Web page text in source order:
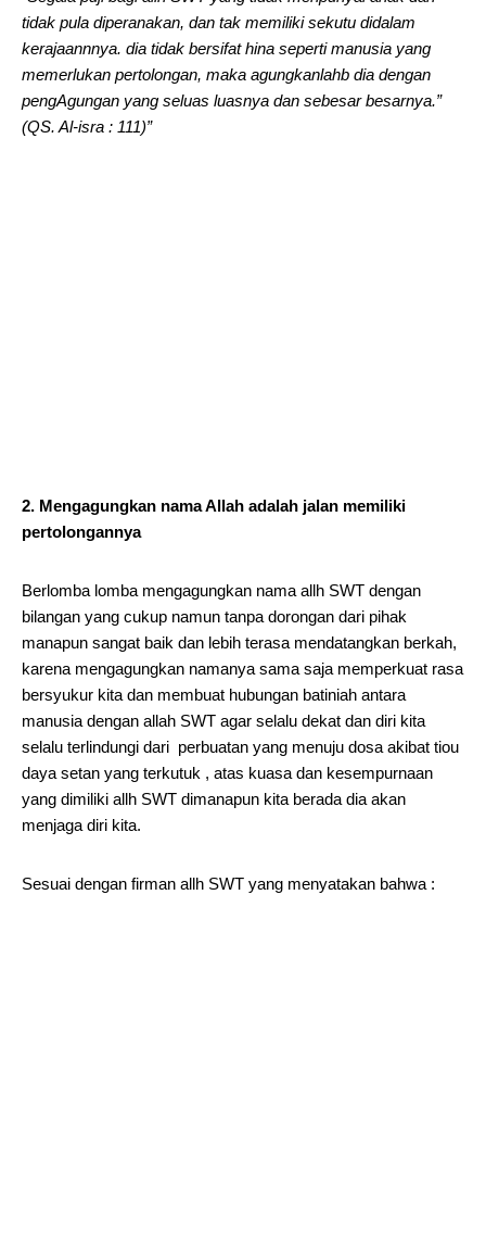
tidak pula diperanakan, dan tak memiliki sekutu didalam
kerajaannnya. dia tidak bersifat hina seperti manusia yang
memerlukan pertolongan, maka agungkanlahb dia dengan
pengAgungan yang seluas luasnya dan sebesar besarnya.”
(QS. Al-isra : 111)”
2. Mengagungkan nama Allah adalah jalan memiliki
pertolongannya
Berlomba lomba mengagungkan nama allh SWT dengan
bilangan yang cukup namun tanpa dorongan dari pihak
manapun sangat baik dan lebih terasa mendatangkan berkah,
karena mengagungkan namanya sama saja memperkuat rasa
bersyukur kita dan membuat hubungan batiniah antara
manusia dengan allah SWT agar selalu dekat dan diri kita
selalu terlindungi dari perbuatan yang menuju dosa akibat tiou
daya setan yang terkutuk , atas kuasa dan kesempurnaan
yang dimiliki allh SWT dimanapun kita berada dia akan
menjaga diri kita.
Sesuai dengan firman allh SWT yang menyatakan bahwa :